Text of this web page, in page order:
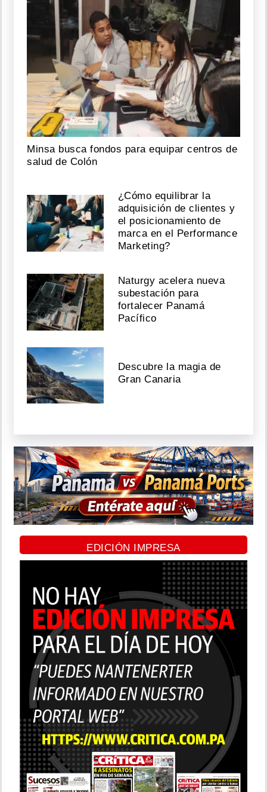
Minsa busca fondos para equipar centros de
salud de Colón
¿Cómo equilibrar la
adquisición de clientes y
el posicionamiento de
marca en el Performance
Marketing?
Naturgy acelera nueva
subestación para
fortalecer Panamá
Pacífico
Descubre la magia de
Gran Canaria
EDICIÓN IMPRESA